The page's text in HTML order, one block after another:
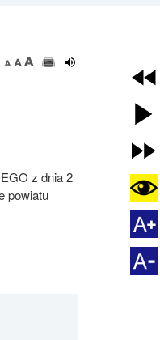
z dnia 2
powiatu